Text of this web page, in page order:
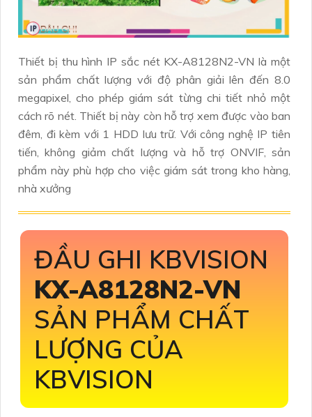
Thiết bị thu hình IP sắc nét KX-A8128N2-VN là một
sản phẩm chất lượng với độ phân giải lên đến 8.0
megapixel, cho phép giám sát từng chi tiết nhỏ một
cách rõ nét. Thiết bị này còn hỗ trợ xem được vào ban
đêm, đi kèm với 1 HDD lưu trữ. Với công nghệ IP tiên
tiến, không giảm chất lượng và hỗ trợ ONVIF, sản
phẩm này phù hợp cho việc giám sát trong kho hàng,
nhà xưởng
ĐẦU GHI KBVISION
KX-A8128N2-VN
SẢN PHẨM CHẤT
LƯỢNG CỦA
KBVISION